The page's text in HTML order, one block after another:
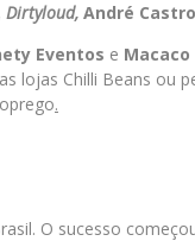
Dirtyloud, André
Eventos e
lojas Chilli Beans ou
.
O sucesso